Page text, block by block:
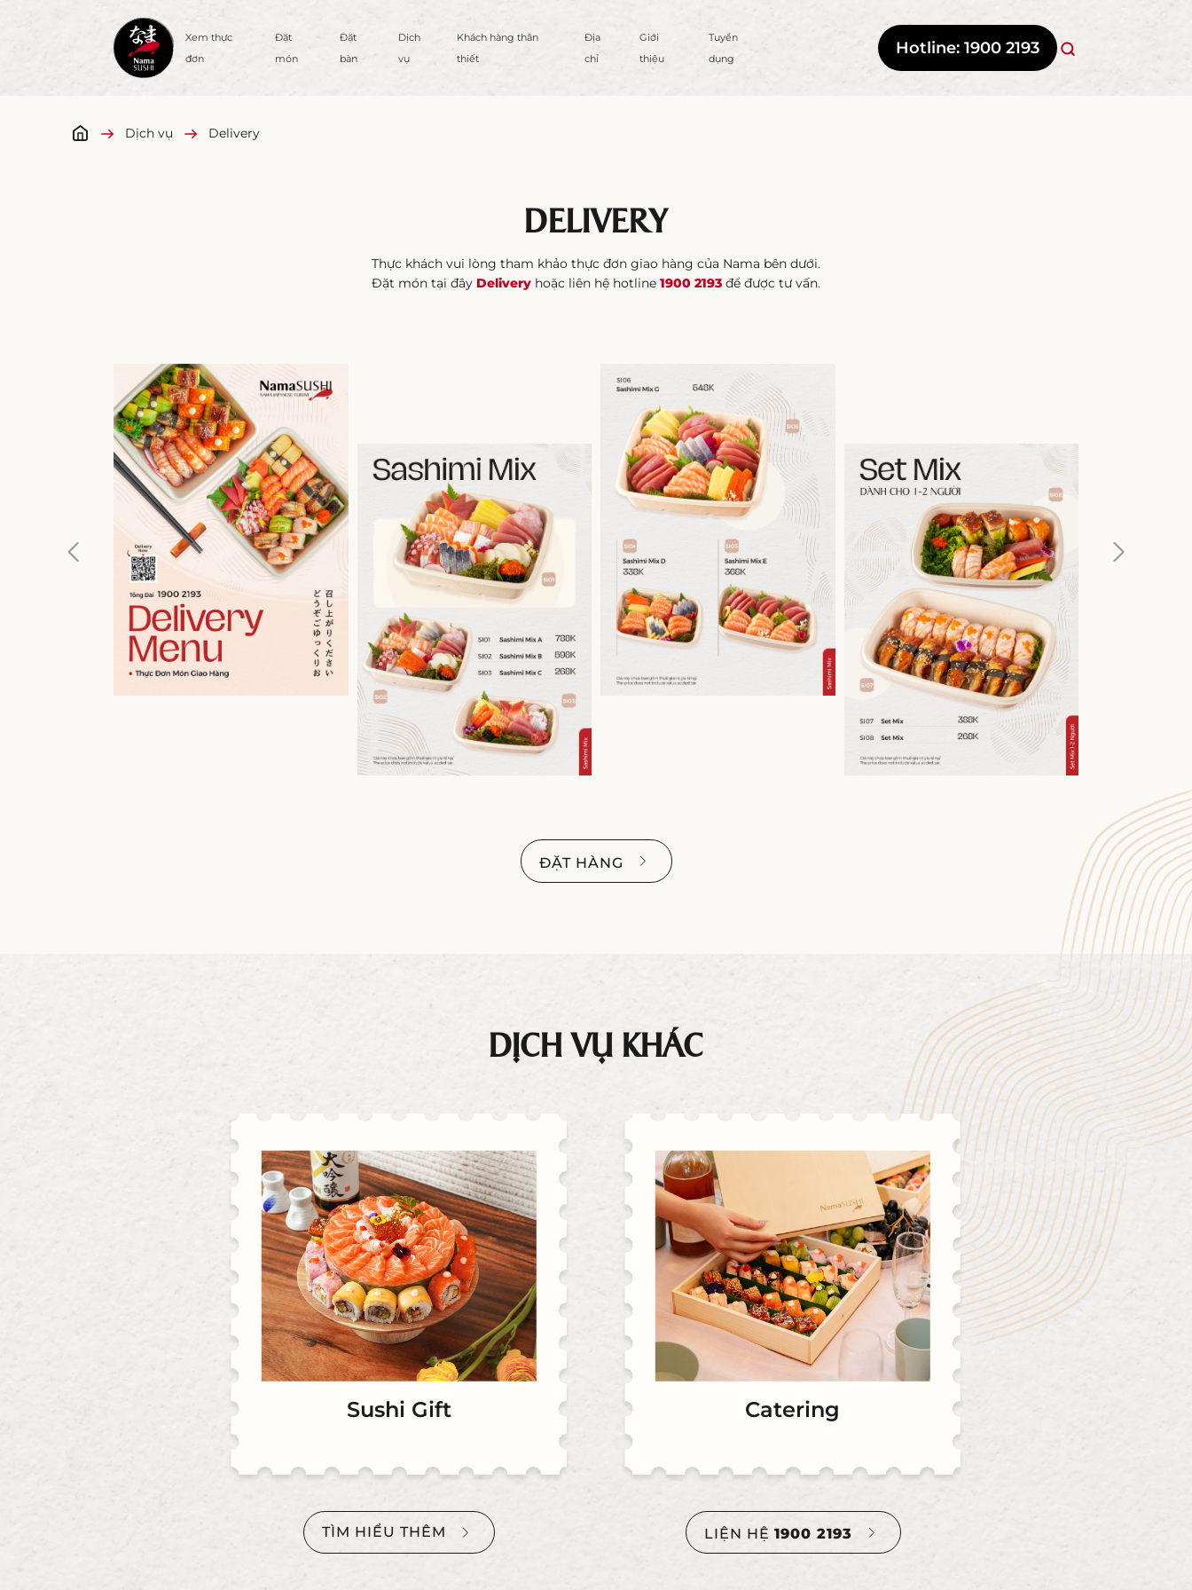
Xem thực
đơn
Đặt
món
Đặt
bàn
Dịch
vụ
Khách hàng thân
thiết
Địa
chỉ
Giới
thiệu
Tuyển
dụng
Hotline: 1900 2193
Dịch vụ Delivery
DELIVERY
Thực khách vui lòng tham khảo thực đơn giao hàng của Nama bên dưới.
Đặt món tại đây Delivery hoặc liên hệ hotline 1900 2193 để được tư vấn.
ĐẶT HÀNG
DỊCH VỤ KHÁC
Sushi Gift
TÌM HIỂU THÊM
Catering
LIỆN HỆ 1900 2193